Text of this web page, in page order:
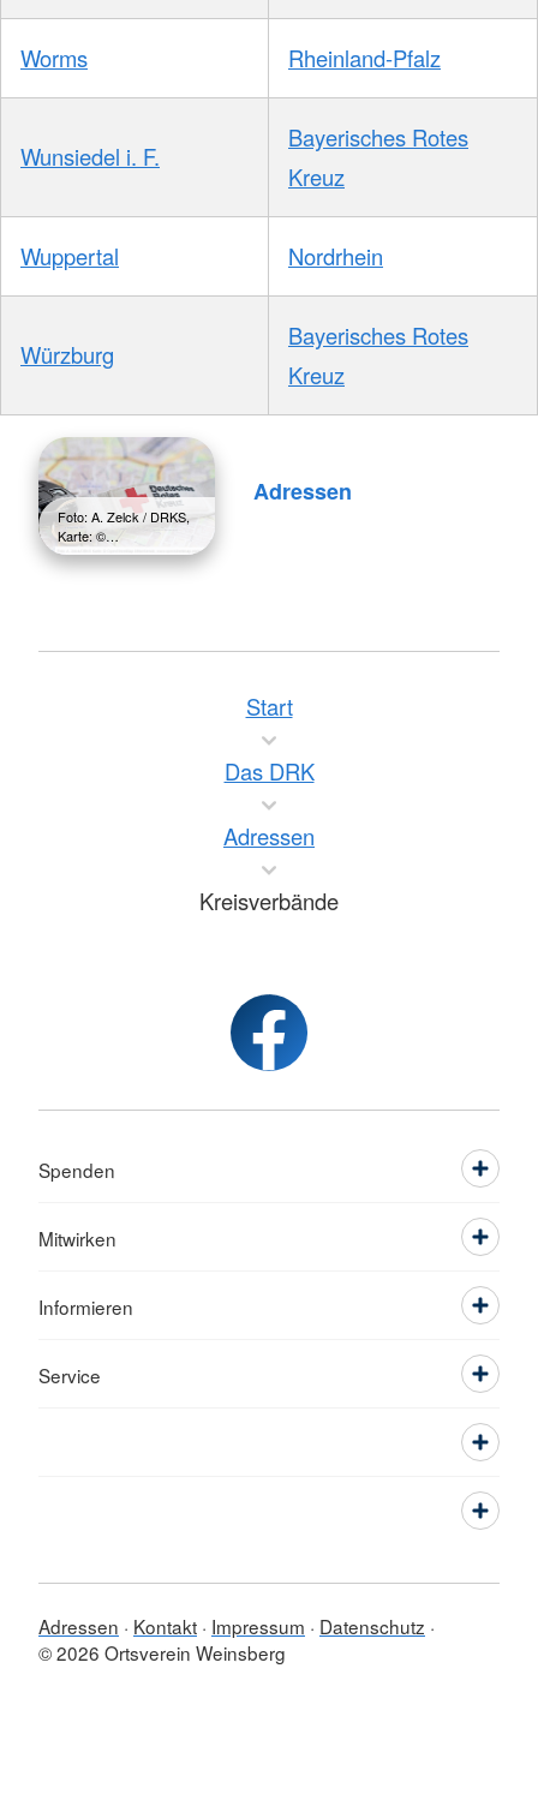
Worms Rheinland-Pfalz
Wunsiedel i. F.
Bayerisches Rotes
Kreuz
Wuppertal Nordrhein
Würzburg
Bayerisches Rotes
Kreuz
Foto: A. Zelck / DRKS,
Karte: ©…
Adressen
Start
Das DRK
Adressen
Kreisverbände
Spenden
Mitwirken
Informieren
Service
Adressen Kontakt Impressum
Datenschutz
© 2026 Ortsverein Weinsberg